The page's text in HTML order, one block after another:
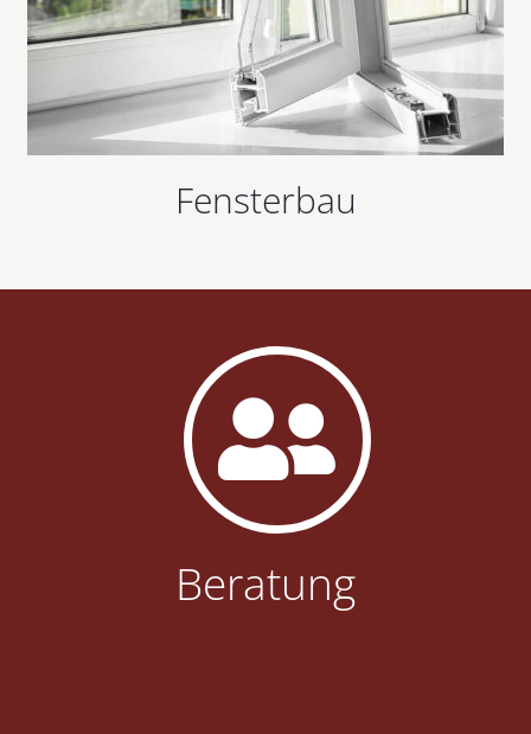
Fensterbau
Beratung